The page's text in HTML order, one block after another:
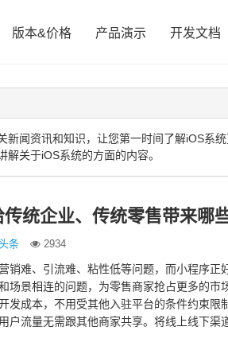
版本&价格 产品演示 开发文档
闻资讯和知识，让您第一时间了解iOS系
关于iOS系统的方面的内容。
统企业、传统零售带来哪
条 2934
销难、引流难、粘性低等问题，而小程序正
场景相连的问题，为零售商家抢占更多的市
发成本，不用受其他入驻平台的条件约束限
户流量无需跟其他商家共享。将线上线下渠